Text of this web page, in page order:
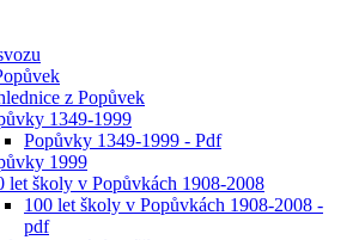
z Popůvek
1349-1999
Popůvky 1349-1999 - Pdf
1999
let školy v Popůvkách 1908-2008
100 let školy v Popůvkách 1908-2008 -
pdf